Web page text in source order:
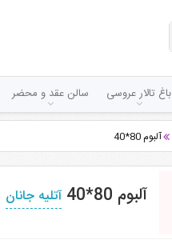
باغ تالار عروسی سالن عقد و محضر
آلبوم 80*40
آلبوم 80*40 آتلیه جانان